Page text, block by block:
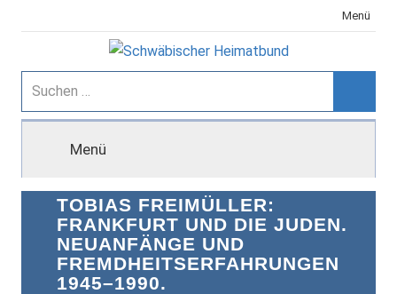
Inhalt
Menü
Schwäbischer
Heimatbund
Suchen
nach:
Menü
TOBIAS FREIMÜLLER:
FRANKFURT UND DIE JUDEN.
NEUANFÄNGE UND
FREMDHEITSERFAHRUNGEN
1945–1990.